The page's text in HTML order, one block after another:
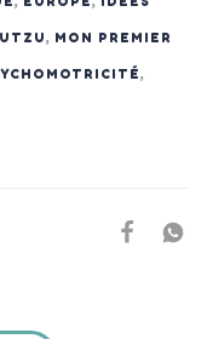
, MON PREMIER
,